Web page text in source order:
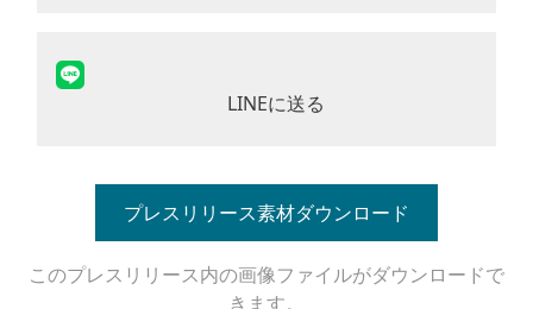
LINEに送る
プレスリリース素材ダウンロード
このプレスリリース内の画像ファイルがダウンロードで
きます。